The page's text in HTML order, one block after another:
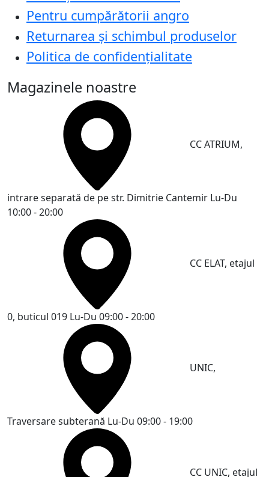
Pentru cumpărătorii angro
Returnarea și schimbul produselor
Politica de confidențialitate
Magazinele noastre
CC ATRIUM,
intrare separată de pe str. Dimitrie Cantemir Lu-Du
10:00 - 20:00
CC ELAT, etajul
0, buticul 019 Lu-Du 09:00 - 20:00
UNIC,
Traversare subterană Lu-Du 09:00 - 19:00
CC UNIC, etajul